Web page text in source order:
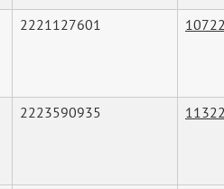
2221127601
2223590935